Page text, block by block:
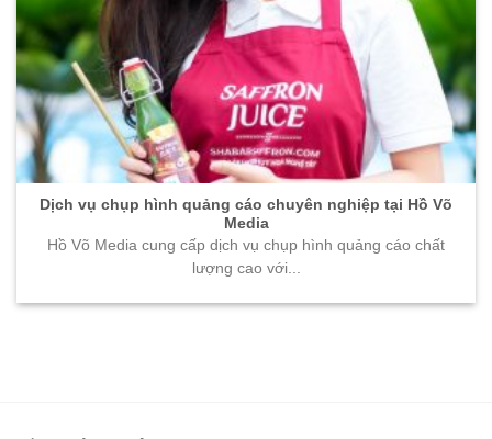
Dịch vụ chụp hình quảng cáo chuyên nghiệp tại Hồ Võ
Media
Hồ Võ Media cung cấp dịch vụ chụp hình quảng cáo chất
lượng cao với...